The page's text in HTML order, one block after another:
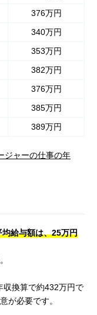
376万円
340万円
353万円
382万円
376万円
385万円
389万円
ジャーの仕事の年
給与額は、25万円
収換算で約432万円で
が必要です。